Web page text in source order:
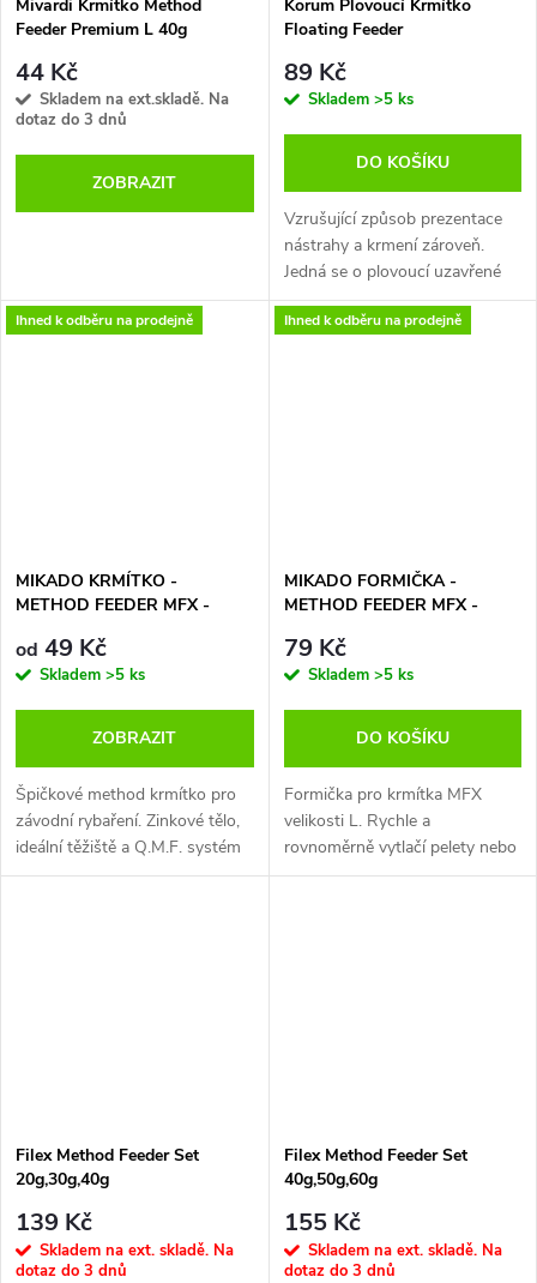
je, že je provedeno v přírodní
takže snadno splyne se dnem a
ryby mnohem méně ruší nebo
plaší. Jedná se tedy o velice
univerzální středně velké,
hranaté feederové krmítko,
které si velmi rychle oblíbíte.
krmítko a je tedy šetrné k
přírodě !
Dostupné v 6-ti gramážích 20 -
80g
Mivardi Krmítko Method
Feeder Premium L 40g
44 Kč
Skladem na ext.skladě. Na
dotaz do 3 dnů
ZOBRAZIT
Korum Plovoucí Krmítko
Floating Feeder
89 Kč
Skladem >5 ks
DO KOŠÍKU
Vzrušující způsob prezentace
nástrahy a krmení zároveň.
Jedná se o plovoucí uzavřené
krmítko, které vám umožní
prezentovat volnou návnadu,
Ihned k odběru na prodejně
MIKADO KRMÍTKO -
METHOD FEEDER MFX -
od 49 Kč
Skladem >5 ks
ZOBRAZIT
Špičkové method krmítko pro
závodní rybaření. Zinkové tělo,
ideální těžiště a Q.M.F. systém
pro rychlou výměnu.
Ihned k odběru na prodejně
MIKADO FORMIČKA -
METHOD FEEDER MFX -
- 1ks
79 Kč
Skladem >5 ks
DO KOŠÍKU
Formička pro krmítka MFX
velikosti L. Rychle a
rovnoměrně vytlačí pelety nebo
krmení. Tlačítko usnadňuje
Filex Method Feeder Set
20g,30g,40g
139 Kč
Skladem na ext. skladě. Na
dotaz do 3 dnů
Filex Method Feeder Set
40g,50g,60g
155 Kč
Skladem na ext. skladě. Na
dotaz do 3 dnů